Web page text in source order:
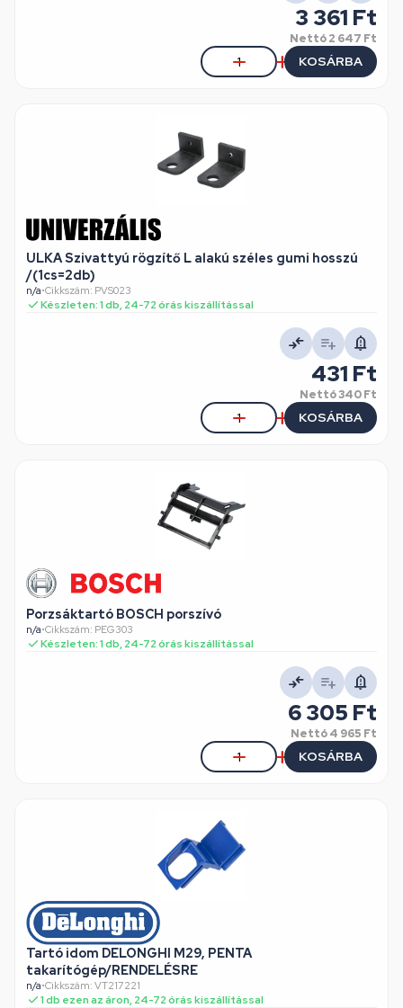
3 361 Ft
Nettó2 647 Ft
KOSÁRBA
ULKA Szivattyú rögzítő L alakú széles gumi hosszú
/(1cs=2db)
n/a•Cikkszám: PVS023
Készleten: 1 db, 24-72 órás kiszállítással
431 Ft
Nettó340 Ft
KOSÁRBA
Porzsáktartó BOSCH porszívó
n/a•Cikkszám: PEG303
Készleten: 1 db, 24-72 órás kiszállítással
6 305 Ft
Nettó4 965 Ft
KOSÁRBA
Tartó idom DELONGHI M29, PENTA
takarítógép/RENDELÉSRE
n/a•Cikkszám: VT217221
1 db ezen az áron, 24-72 órás kiszállítással